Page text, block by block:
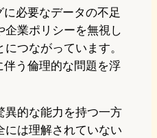
必要なデータの不足
企業ポリシーを無視し
つながっています。
伴う倫理的な問題を浮
異的な能力を持つ一方
には理解されていない